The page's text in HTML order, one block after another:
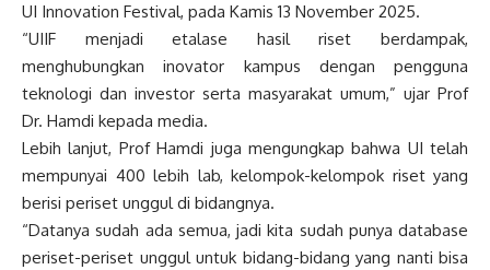
UI Innovation Festival, pada Kamis 13 November 2025.
“UIIF menjadi etalase hasil riset berdampak,
menghubungkan inovator kampus dengan pengguna
teknologi dan investor serta masyarakat umum,” ujar Prof
Dr. Hamdi kepada media.
Lebih lanjut, Prof Hamdi juga mengungkap bahwa UI telah
mempunyai 400 lebih lab, kelompok-kelompok riset yang
berisi periset unggul di bidangnya.
“Datanya sudah ada semua, jadi kita sudah punya database
periset-periset unggul untuk bidang-bidang yang nanti bisa